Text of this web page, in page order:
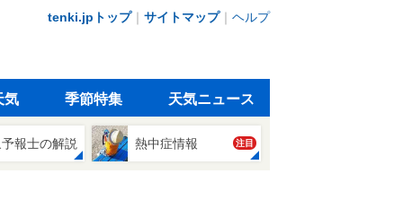
tenki.jpトップ｜ サイトマップ｜ ヘルプ
気 季節特集 天気ニュース
報士の解説 熱中症情報 注目